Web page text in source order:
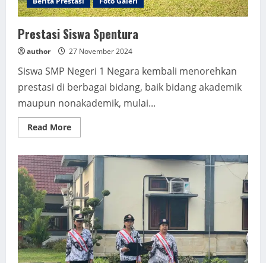
Prestasi Siswa Spentura
author 27 November 2024
Siswa SMP Negeri 1 Negara kembali menorehkan
prestasi di berbagai bidang, baik bidang akademik
maupun nonakademik, mulai...
Read MoreRead
more
Siswa
Spentura